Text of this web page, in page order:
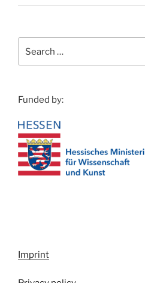
for:
Funded by:
Imprint